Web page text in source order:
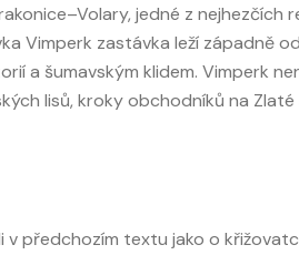
jedné z
Vimperk zastávka leží západně
a šumavským klidem. Vimperk
lisů, kroky obchodníků na
v předchozím textu jako o